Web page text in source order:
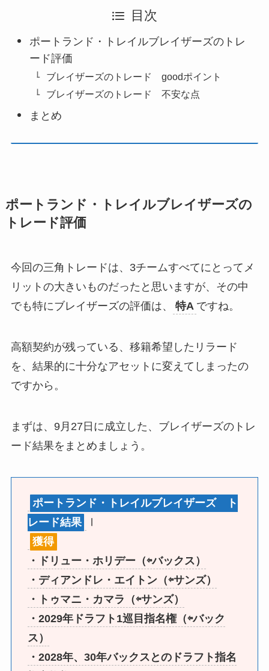
目次
ポートランド・トレイルブレイザーズのトレ
ード評価
ブレイザーズのトレード goodポイント
ブレイザーズのトレード 不安な点
まとめ
ポートランド・トレイルブレイザーズの
トレード評価
今回の三角トレードは、3チームすべてにとってメ
リットの大きいものだったと思いますが、その中
でも特にブレイザーズの評価は、
特A ですね。
高額契約が残っている、移籍希望したリラード
を、結果的に十分なアセットに変えてしまったの
ですから。
まずは、9月27日に成立した、ブレイザーズのトレ
ード結果をまとめましょう。
ポートランド・トレイルブレイザーズ ト
レード結果
Ⅰ
獲得
・ドリュー・ホリデー（⇦バックス）
・ディアンドレ・エイトン（⇦サンズ）
・トゥマニ・カマラ（⇦サンズ）
・2029年ドラフト1巡目指名権（⇦バック
ス）
・2028年、30年バックスとのドラフト指名